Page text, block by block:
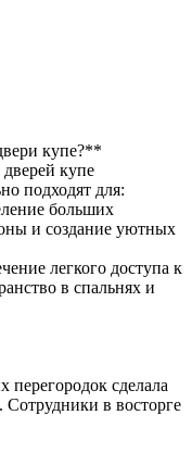
купе?**
купе
подходят для:
больших
и создание уютных
легкого доступа к
в спальнях и
перегородок сделала
в восторге